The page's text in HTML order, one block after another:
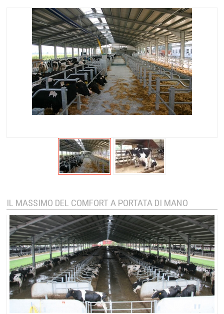
IL MASSIMO DEL COMFORT A PORTATA DI MANO